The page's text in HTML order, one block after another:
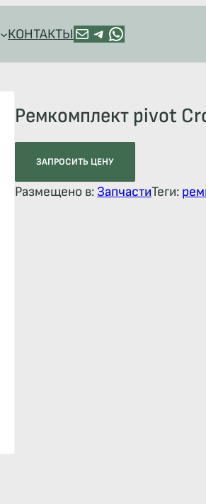
КОНТАКТЫПОЧТА TELEGRAM HTTPS://WA.ME/+79128918544
Ремкомплект pivot
ЗАПРОСИТЬ ЦЕНУ
Размещено в: ЗапчастиТеги: